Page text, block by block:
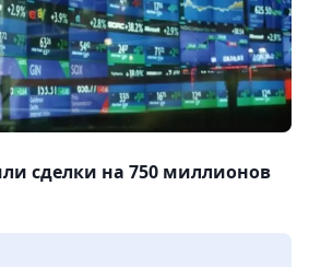
сделки на 750 миллионов